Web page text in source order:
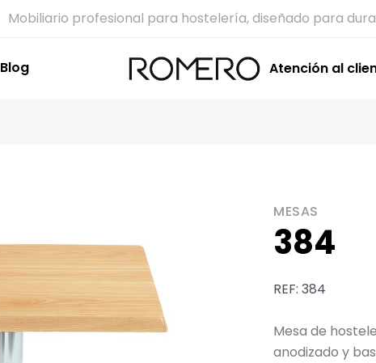
Mobiliario profesional para hostelería, diseñado para
Blog Atención al
MESAS
384
REF: 384
Mesa de
anodizado y